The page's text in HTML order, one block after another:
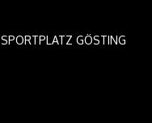
SPORTPLATZ GÖSTING